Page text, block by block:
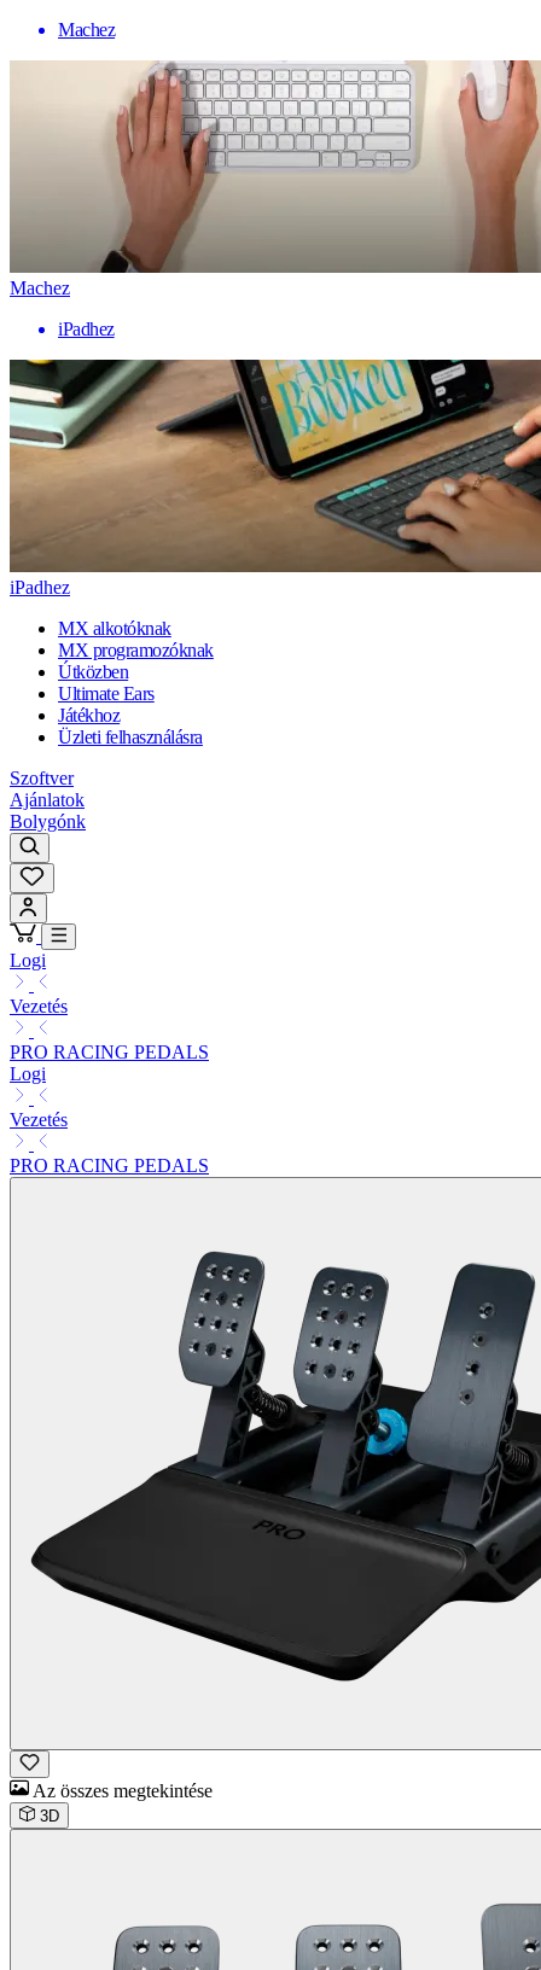
Machez
Machez
iPadhez
iPadhez
MX alkotóknak
MX programozóknak
Útközben
Ultimate Ears
Játékhoz
Üzleti felhasználásra
Szoftver
Ajánlatok
Bolygónk
Logi
Vezetés
PRO RACING PEDALS
Logi
Vezetés
PRO RACING PEDALS
Az összes megtekintése
3D